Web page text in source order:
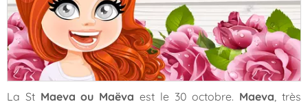
La St Maeva ou Maëva est le 30 octobre. Maeva , très